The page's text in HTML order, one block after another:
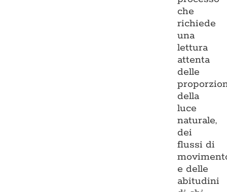
che
richiede
una
lettura
attenta
delle
della
luce
naturale,
dei
flussi di
e delle
abitudini